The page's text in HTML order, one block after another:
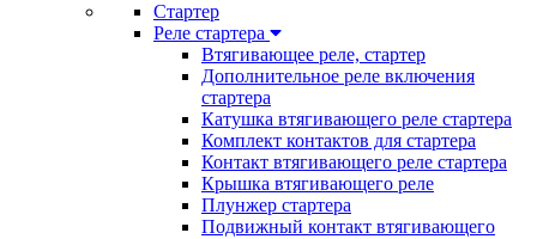
Стартер
Реле стартера
Втягивающее реле, стартер
Дополнительное реле включения
стартера
Катушка втягивающего реле стартера
Комплект контактов для стартера
Контакт втягивающего реле стартера
Крышка втягивающего реле
Плунжер стартера
Подвижный контакт втягивающего